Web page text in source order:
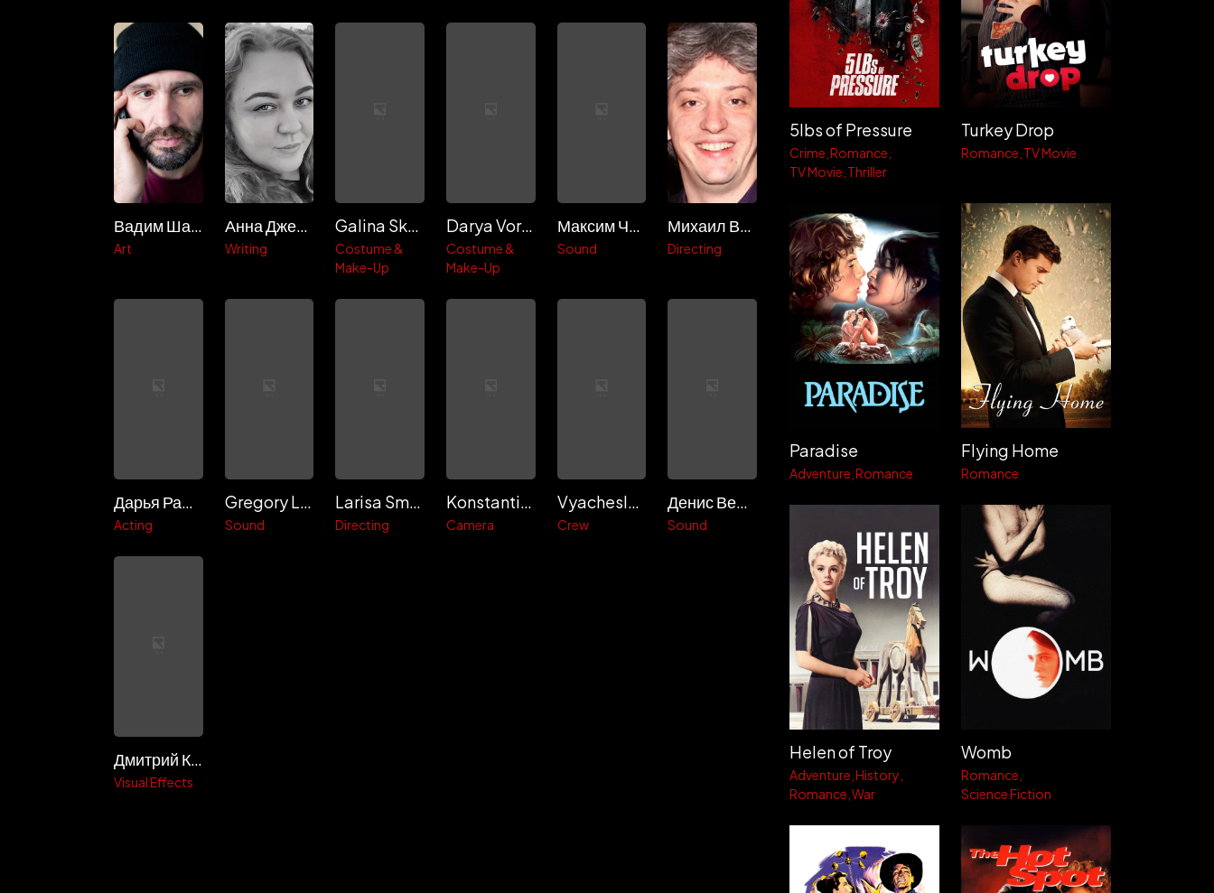
Вадим Шафранский
Art
Анна Джейн
Writing
Galina Skorobogatova
Costume &
Make-Up
Darya Vorontsova
Costume &
Make-Up
Максим Чечкенев
Sound
Михаил Вайнберг
Directing
Дарья Рашеева
Acting
Gregory Levchenko
Sound
Larisa Smirnova
Directing
Konstantin Mikhailov
Camera
Vyacheslav Barkovski
Crew
Денис Вейхман
Sound
Дмитрий Корнилов
Visual Effects
5lbs of Pressure
Crime Romance
TV Movie Thriller
Turkey Drop
Romance TV Movie
Paradise
Adventure Romance
Flying Home
Romance
Helen of Troy
Adventure History
Romance War
Womb
Romance
Science Fiction